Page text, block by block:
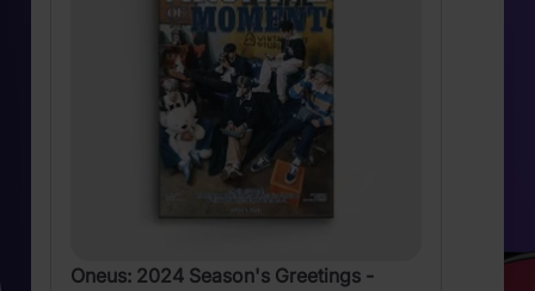
Oneus: 2024 Season's Greetings -